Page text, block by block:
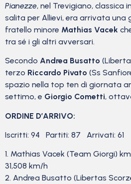
Pianezze, nel Trevigiano, classica
salita per Allievi, era arrivata una
fratello minore Mathias Vacek
tra sé i gli altri avversari.
Secondo Andrea Busatto
terzo Riccardo Pivato (Ss
spazio nella top ten di giornata
settimo, e Giorgio Cometti,
ORDINE D’ARRIVO:
Iscritti: 94 Partiti: 87 Arrivati: 61
1. Mathias Vacek (Team Giorgi) km
31,508 km/h
2. Andrea Busatto (Libertas